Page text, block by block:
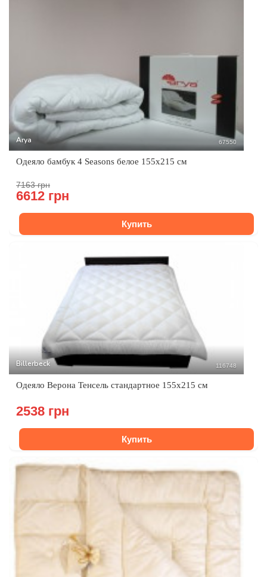
Arya 67550
Одеяло бамбук 4 Seasons белое 155x215 см
7163 грн
6612 грн
Купить
Billerbeck 116748
Одеяло Верона Тенсель стандартное 155х215 см
2538 грн
Купить